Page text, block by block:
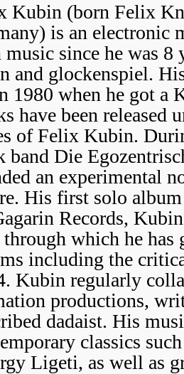
Kubin (born Felix
is an electronic
since he was 8
and glockenspiel.
1980 when he got a
have been released
of Felix Kubin.
band Die
an experimental
His first solo
Records,
through which he has
including the
Kubin regularly
productions,
dadaist. His
classics
Ligeti, as well as